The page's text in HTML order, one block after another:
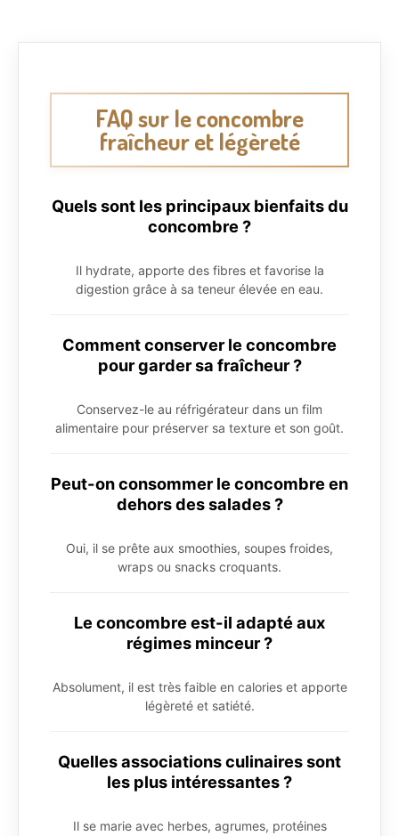
FAQ sur le concombre
fraîcheur et légèreté
Quels sont les principaux bienfaits du
concombre ?
Il hydrate, apporte des fibres et favorise la
digestion grâce à sa teneur élevée en eau.
Comment conserver le concombre
pour garder sa fraîcheur ?
Conservez-le au réfrigérateur dans un film
alimentaire pour préserver sa texture et son goût.
Peut-on consommer le concombre en
dehors des salades ?
Oui, il se prête aux smoothies, soupes froides,
wraps ou snacks croquants.
Le concombre est-il adapté aux
régimes minceur ?
Absolument, il est très faible en calories et apporte
légèreté et satiété.
Quelles associations culinaires sont
les plus intéressantes ?
Il se marie avec herbes, agrumes, protéines